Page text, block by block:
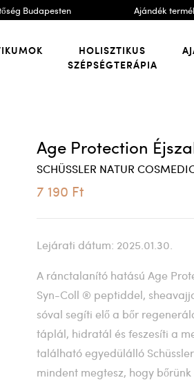
Budapesten Ajándék
HOLISZTIKUS
SZÉPSÉGTERÁPIA
Age Protection
SCHÜSSLER NATUR
7 190 Ft
Lejárati dátum: 2025.01.30.
A ránctalanító hatású Age
Syn-Coll ® peptiddel,
sóval segíti elő a bőr
táplál, hidratál és feszesíti a
található egyedülálló
mindent megtesz, hogy